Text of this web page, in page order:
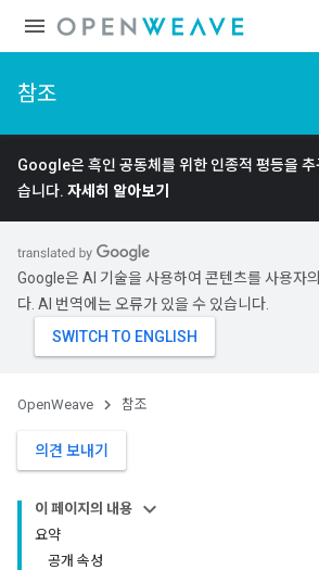
참조
Google은 흑인 공동체를 위한 인종적 평등을
습니다. 자세히 알아보기
Google은 AI 기술을 사용하여 콘텐츠를 사용자
다. AI 번역에는 오류가 있을 수 있습니다.
OpenWeave 참조
의견 보내기
이 페이지의 내용
요약
공개 속성